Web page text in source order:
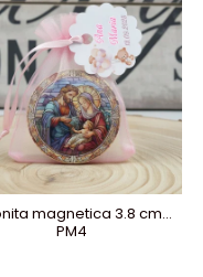
magnetica 3.8 cm
PM4